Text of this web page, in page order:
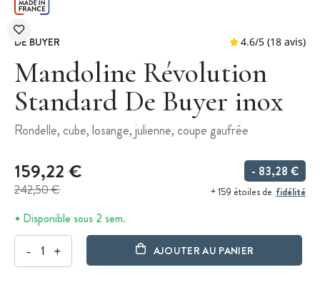
DE BUYER
Mandoline Révolution
Standard De Buyer inox
Rondelle, cube, losange, julienne, coupe gaufrée
159,22 €
242,50 €
- 83,28 €
+ 159 étoiles de fidélité
Disponible sous 2 sem.
- + AJOUTER AU PANIER